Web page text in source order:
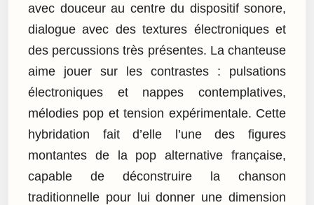
avec douceur au centre du dispositif sonore,
dialogue avec des textures électroniques et
des percussions très présentes. La chanteuse
aime jouer sur les contrastes : pulsations
électroniques et nappes contemplatives,
mélodies pop et tension expérimentale. Cette
hybridation fait d’elle l’une des figures
montantes de la pop alternative française,
capable de déconstruire la chanson
traditionnelle pour lui donner une dimension